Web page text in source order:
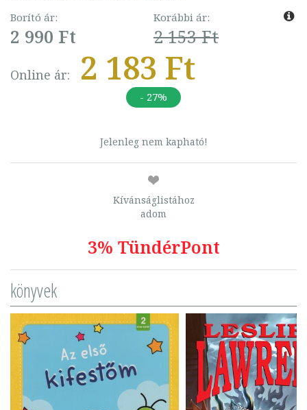
Borító ár:
2 990 Ft
Korábbi ár:
2 153 Ft
Online ár: 2 183 Ft
- 27%
Jelenleg nem kapható!
Kívánságlistához
adom
3% TündérPont
könyvek